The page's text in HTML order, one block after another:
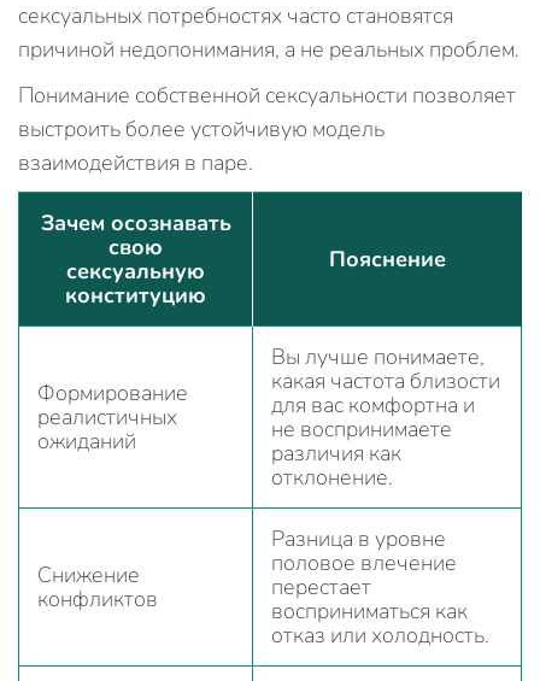
сексуальных потребностях часто становятся
причиной недопонимания, а не реальных проблем.
Понимание собственной сексуальности позволяет
выстроить более устойчивую модель
взаимодействия в паре.
Зачем осознавать
свою
сексуальную
конституцию
Пояснение
Формирование
реалистичных
ожиданий
Вы лучше понимаете,
какая частота близости
для вас комфортна и
не воспринимаете
различия как
отклонение.
Снижение
конфликтов
Разница в уровне
половое влечение
перестает
восприниматься как
отказ или холодность.